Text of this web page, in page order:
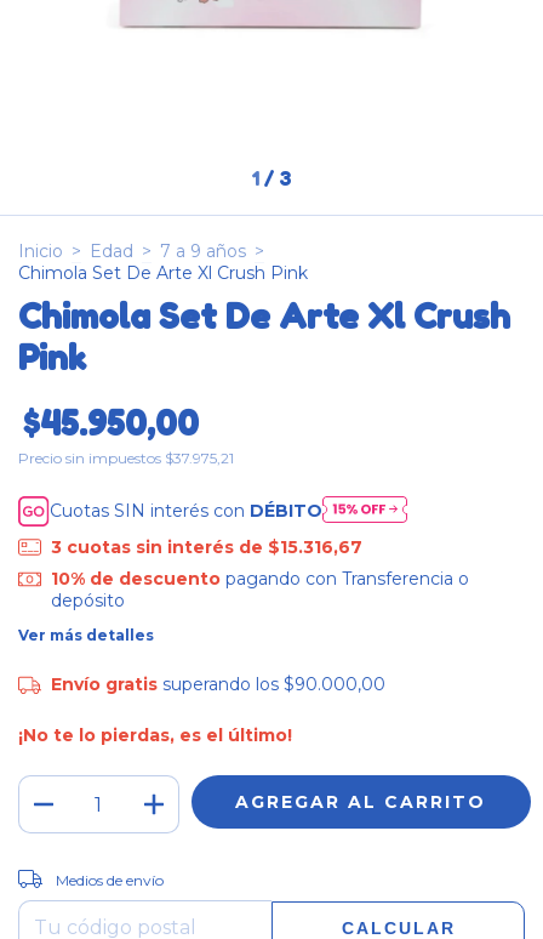
1 / 3
Inicio > Edad > 7 a 9 años >
Chimola Set De Arte Xl Crush Pink
Chimola Set De Arte Xl Crush
Pink
$45.950,00
Precio sin impuestos $37.975,21
Cuotas SIN interés con DÉBITO
3 cuotas sin interés de $15.316,67
10% de descuentopagando con Transferencia o
depósito
Ver más detalles
Envío gratis superando los $90.000,00
¡No te lo pierdas, es el último!
Entregas para el CP:
Medios de envío
CALCULAR